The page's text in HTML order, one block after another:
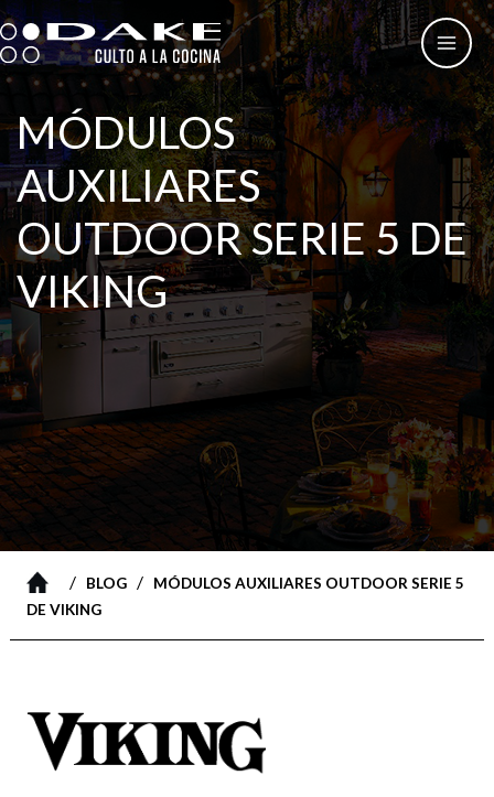
Ir
al
contenido
MÓDULOS
AUXILIARES
OUTDOOR SERIE 5 DE
VIKING
/ BLOG/
MÓDULOS AUXILIARES OUTDOOR SERIE 5
DE VIKING